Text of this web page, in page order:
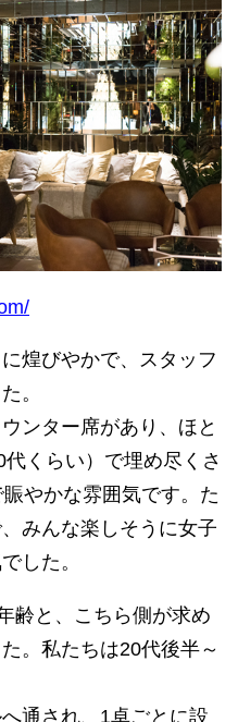
煌びやかで、スタッフ
。
ンター席があり、ほと
くらい）で埋め尽くさ
やかな雰囲気です。た
みんな楽しそうに女子
した。
齢と、こちら側が求め
。私たちは20代後半～
通され、1卓ごとに設